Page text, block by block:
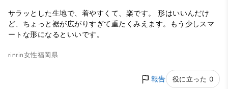
サラッとした生地で、着やすくて、楽です。 形はいいんだけ
ど、ちょっと裾が広がりすぎて重たくみえます。もう少しスマ
ートな形になるといいです。
rinrin女性福岡県
報告 役に立った 0